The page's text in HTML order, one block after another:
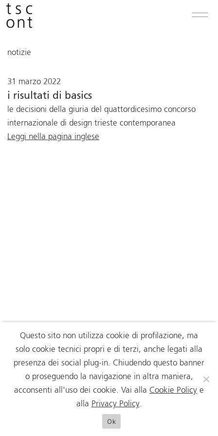
notizie
31 marzo 2022
i risultati di basics
le decisioni della giuria del quattordicesimo concorso
internazionale di design trieste contemporanea
Leggi nella pagina inglese
Questo sito non utilizza cookie di profilazione, ma
solo cookie tecnici propri e di terzi, anche legati alla
presenza dei social plug-in. Chiudendo questo banner
o proseguendo la navigazione in altra maniera,
acconsenti all'uso dei cookie. Vai alla Cookie Policy e
alla Privacy Policy.
Ok